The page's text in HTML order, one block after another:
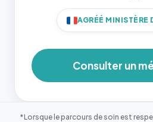
AGRÉÉ MINISTÈRE
Consulter un
*Lorsque le parcours de soin est